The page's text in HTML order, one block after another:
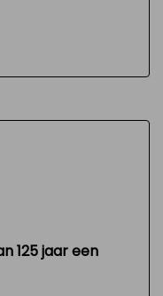
125 jaar een